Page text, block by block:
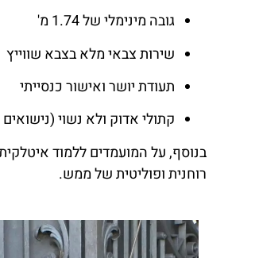
גובה מינימלי של 1.74 מ'
שירות צבאי מלא בצבא שווייץ
תעודת יושר ואישור כנסייתי
קתולי אדוק ולא נשוי (נישואים
בנוסף, על המועמדים ללמוד
רוחנית ופוליטית של ממש.